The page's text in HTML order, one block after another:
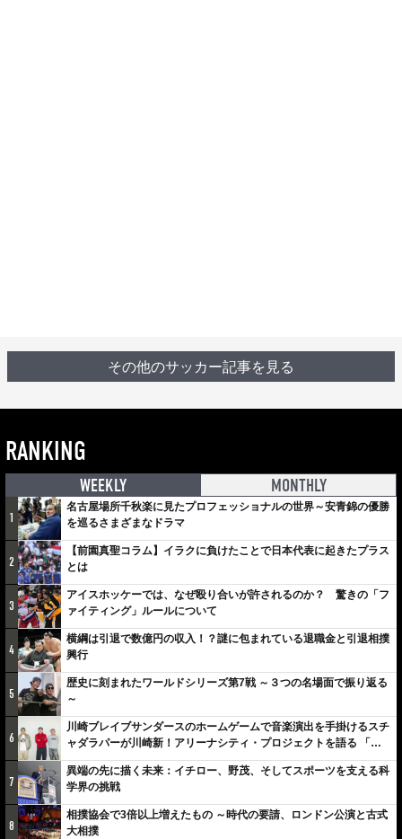
その他のサッカー記事を見る
RANKING
WEEKLY MONTHLY
1
名古屋場所千秋楽に見たプロフェッショナルの世界～安青錦の優勝
を巡るさまざまなドラマ
2
【前園真聖コラム】イラクに負けたことで日本代表に起きたプラス
とは
3
アイスホッケーでは、なぜ殴り合いが許されるのか？ 驚きの「フ
ァイティング」ルールについて
4
横綱は引退で数億円の収入！？謎に包まれている退職金と引退相撲
興行
5
歴史に刻まれたワールドシリーズ第7戦 ～３つの名場面で振り返る
～
6
川崎ブレイブサンダースのホームゲームで音楽演出を手掛けるスチ
ャダラパーが川崎新！アリーナシティ・プロジェクトを語る 「楽
しみでしかないでしょ。川崎は、ずっと成長曲線だから」
7
異端の先に描く未来：イチロー、野茂、そしてスポーツを支える科
学界の挑戦
8
相撲協会で3倍以上増えたもの ～時代の要請、ロンドン公演と古式
大相撲